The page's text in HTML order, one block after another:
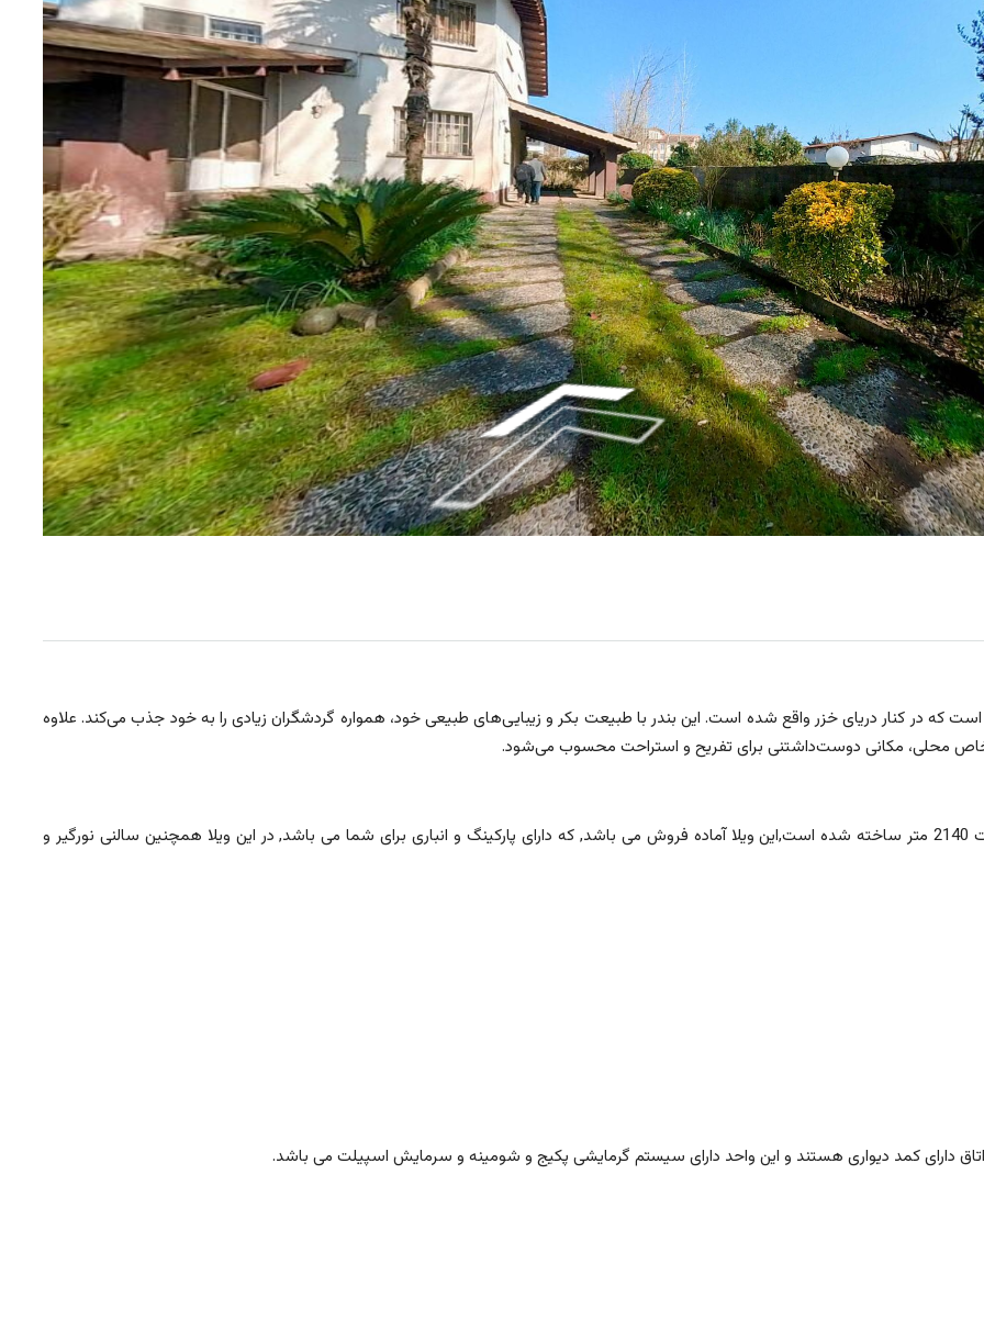
است که در کنار دریای خزر واقع شده است. این بندر با طبیعت بکر و زیبایی‌های طبیعی خود، همواره گردشگران زیادی را به خود جذب می‌کند. علاوه
خاص محلی، مکانی دوست‌داشتنی برای تفریح و استراحت محسوب می‌شود.
این ویلا قبل از سال 1370 با متراژ 350 متر زیربنا در زمینی به مساحت 2140 متر ساخته شده است,این ویلا آماده فروش می باشد, که دارای پارکینگ و انباری برای شما می باشد, در این ویلا همچنین سالنی نورگیر و